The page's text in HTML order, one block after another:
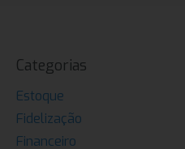
Categorias
Estoque
Fidelização
Financeiro